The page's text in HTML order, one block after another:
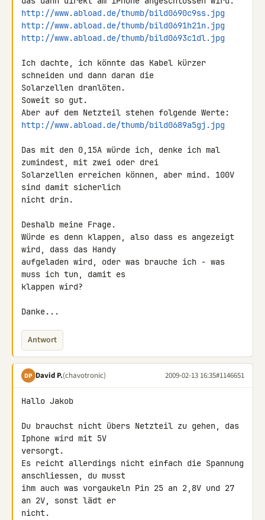
http://www.abload.de/thumb/bild0690c9ss.jpg
http://www.abload.de/thumb/bild0691h21n.jpg
http://www.abload.de/thumb/bild0693c1dl.jpg
Ich dachte, ich könnte das Kabel kürzer
schneiden und dann daran die
Solarzellen dranlöten.
Soweit so gut.
http://www.abload.de/thumb/bild0689a5gj.jpg
Das mit den 0,15A würde ich, denke ich mal
zumindest, mit zwei oder drei
Solarzellen erreichen können, aber mind. 100V
sind damit sicherlich
nicht drin.
Deshalb meine Frage.
Würde es denn klappen, also dass es angezeigt
wird, dass das Handy
aufgeladen wird, oder was brauche ich - was
muss ich tun, damit es
klappen wird?
Danke...
Antwort
DP David P.(chavotronic) 2009-02-13 16:35#1146651
Hallo Jakob
Du brauchst nicht übers Netzteil zu gehen, das
Iphone wird mit 5V
versorgt.
Es reicht allerdings nicht einfach die Spannung
anschliessen, du musst
ihm auch was vorgaukeln Pin 25 an 2,8V und 27
an 2V, sonst lädt er
nicht.